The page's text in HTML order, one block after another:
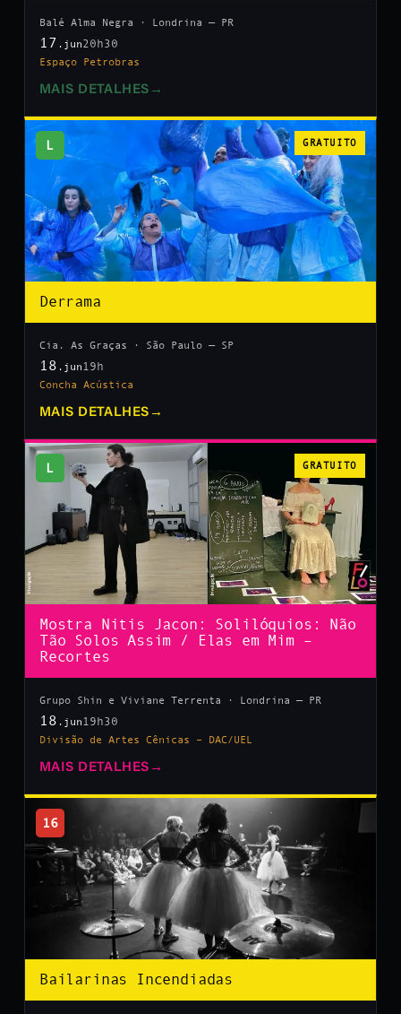
Balé Alma Negra · Londrina — PR
17 .jun20h30
Espaço Petrobras
MAIS DETALHES →
L GRATUITO
Derrama
Cia. As Graças · São Paulo — SP
18 .jun 19h
Concha Acústica
MAIS DETALHES →
L GRATUITO
Mostra Nitis Jacon: Solilóquios: Não
Tão Solos Assim / Elas em Mim –
Recortes
Grupo Shin e Viviane Terrenta · Londrina — PR
18 .jun 19h30
Divisão de Artes Cênicas – DAC/UEL
MAIS DETALHES →
16
Bailarinas Incendiadas